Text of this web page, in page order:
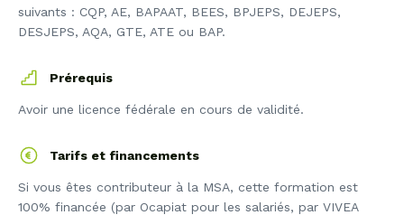
suivants : CQP, AE, BAPAAT, BEES, BPJEPS, DEJEPS,
DESJEPS, AQA, GTE, ATE ou BAP.
Prérequis
Avoir une licence fédérale en cours de validité.
Tarifs et financements
Si vous êtes contributeur à la MSA, cette formation est
100% financée (par Ocapiat pour les salariés, par VIVEA